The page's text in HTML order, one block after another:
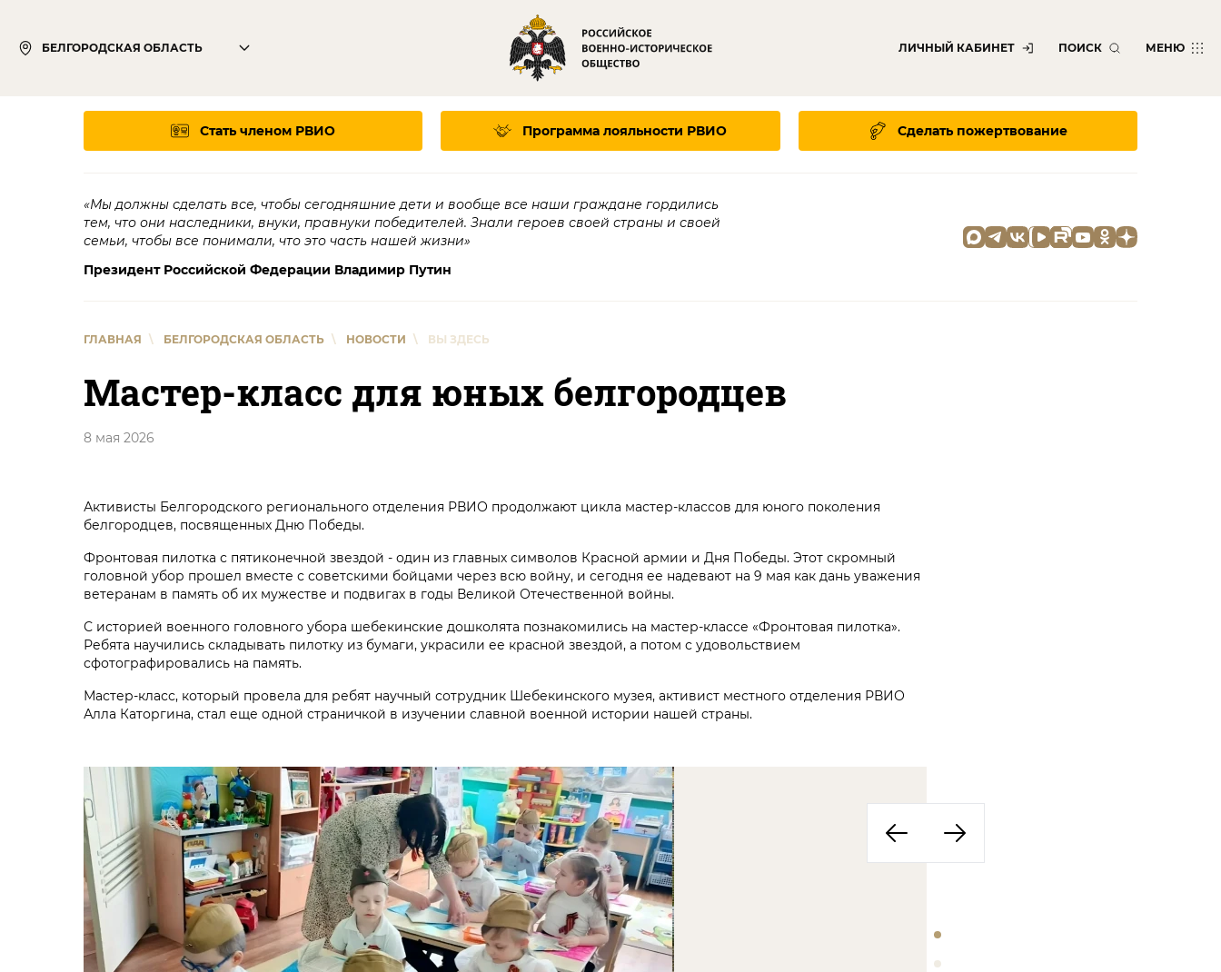
БЕЛГОРОДСКАЯ ОБЛАСТЬ ЛИЧНЫЙ КАБИНЕТ ПОИСК МЕНЮ
Стать членом РВИО Программа лояльности РВИО Сделать пожертвование
«Мы должны сделать все, чтобы сегодняшние дети и вообще все наши граждане гордились
тем, что они наследники, внуки, правнуки победителей. Знали героев своей страны и своей
семьи, чтобы все понимали, что это часть нашей жизни»
Президент Российской Федерации Владимир Путин
ГЛАВНАЯ \ БЕЛГОРОДСКАЯ ОБЛАСТЬ \ НОВОСТИ \ ВЫ ЗДЕСЬ
Мастер-класс для юных белгородцев
8 мая 2026
Активисты Белгородского регионального отделения РВИО продолжают цикла мастер-классов для юного поколения
белгородцев, посвященных Дню Победы.
Фронтовая пилотка с пятиконечной звездой - один из главных символов Красной армии и Дня Победы. Этот скромный
головной убор прошел вместе с советскими бойцами через всю войну, и сегодня ее надевают на 9 мая как дань уважения
ветеранам в память об их мужестве и подвигах в годы Великой Отечественной войны.
С историей военного головного убора шебекинские дошколята познакомились на мастер-классе «Фронтовая пилотка».
Ребята научились складывать пилотку из бумаги, украсили ее красной звездой, а потом с удовольствием
сфотографировались на память.
Мастер-класс, который провела для ребят научный сотрудник Шебекинского музея, активист местного отделения РВИО
Алла Каторгина, стал еще одной страничкой в изучении славной военной истории нашей страны.